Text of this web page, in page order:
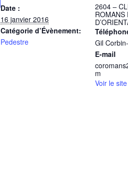
Date :
16 janvier 2016
Catégorie d’Évènement:
Pedestre
2604 –
ROMANS
Gil Corbin-
E-mail
m
Voir le